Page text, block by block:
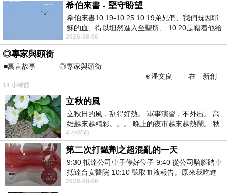
電話:0913619824
來蘭嶼的第一餐
上網臨時查一下要吃什麼
這間的評價很好!!!!
就和點點一起來用餐~
希伯來書 - 堅守盼望
希伯來書10:19-10:25 10:19弟兄們、我們既因耶
穌的血、得以坦然進入至聖所、 10:20是藉着他給
我們開了一條又新又活的路從幔子經過
2026-08-06
◎專家與頭銜
■寓言故事 ◎專家與頭銜
⊕潘文良 在「新創
之谷」裡——
14 小時前
立秋的風
立秋日的風，刮得好熱。 軍事演習，不外出。 高
雄越來越精彩。。。 晚上的夜市越來越熱鬧。 秋
天的風刮得很熱 夜遊消暑熱。。。
4 小時前
第二次打鐵劑之超混亂的一天
9:30 抵達公司車子停好位子 9:40 從公司騎腳踏車
抵達台安醫院 10:10 聽取血液報告。原來我吃進
去的 B12 彌可保並非沒有吸收而是超
2026-08-06